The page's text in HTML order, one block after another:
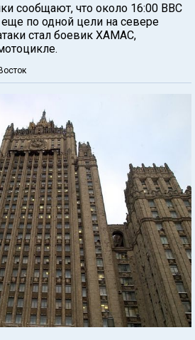
сообщают, что около 16:00 ВВС
по одной цели на севере
стал боевик ХАМАС,